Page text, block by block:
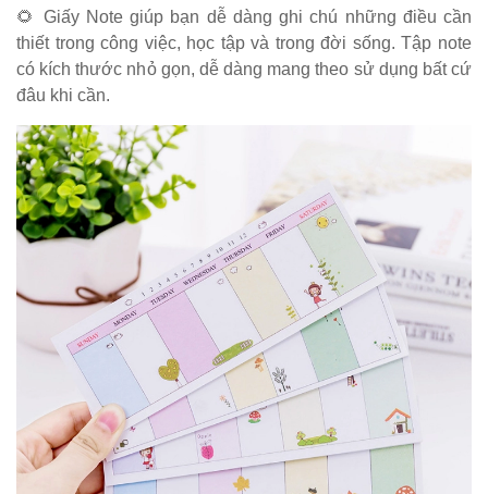
🌻 Giấy Note giúp bạn dễ dàng ghi chú những điều cần
thiết trong công việc, học tập và trong đời sống. Tập note
có kích thước nhỏ gọn, dễ dàng mang theo sử dụng bất cứ
đâu khi cần.